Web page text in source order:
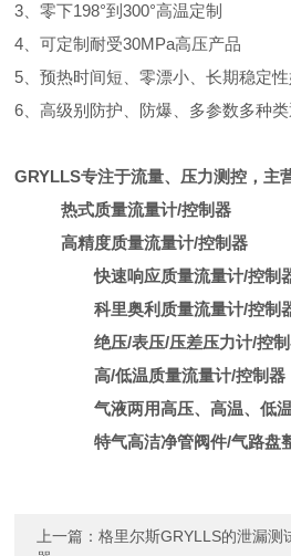
3、零下198°到300°高温定制
4、可定制耐受30MPa高压产品
5、预热时间短、零漂小、长期稳定
6、高级别防护、防爆、多参数多种类
GRYLLS专注于流量、压力测控，主
热式质量流量计/控制器
高精度质量流量计/控制器
快速响应质量流量计/控制
科里奥利质量流量计/控制
绝压/表压/压差压力计/控
高/低温质量流量计/控制器
气液两用高压、高温、低
特气高洁净管阀件/气路盘
上一篇：格里尔斯GRYLLS的泄漏测